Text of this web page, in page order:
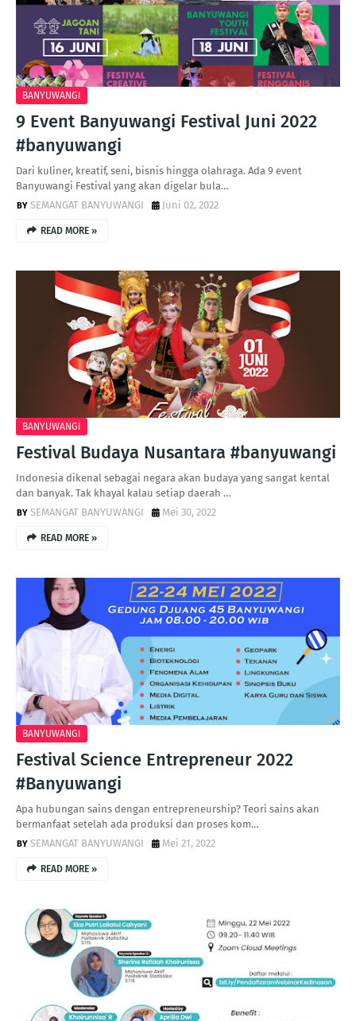
BANYUWANGI
9 Event Banyuwangi Festival Juni 2022
#banyuwangi
Dari kuliner, kreatif, seni, bisnis hingga olahraga. Ada 9 event
Banyuwangi Festival yang akan digelar bula…
SEMANGAT BANYUWANGI
Juni 02, 2022
READ MORE »
BANYUWANGI
Festival Budaya Nusantara #banyuwangi
Indonesia dikenal sebagai negara akan budaya yang sangat kental
dan banyak. Tak khayal kalau setiap daerah …
SEMANGAT BANYUWANGI
Mei 30, 2022
READ MORE »
BANYUWANGI
Festival Science Entrepreneur 2022
#Banyuwangi
Apa hubungan sains dengan entrepreneurship? Teori sains akan
bermanfaat setelah ada produksi dan proses kom…
SEMANGAT BANYUWANGI
Mei 21, 2022
READ MORE »